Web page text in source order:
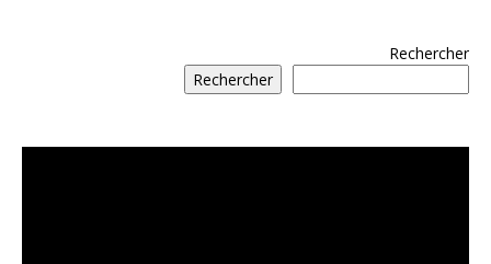
Rechercher
Rechercher